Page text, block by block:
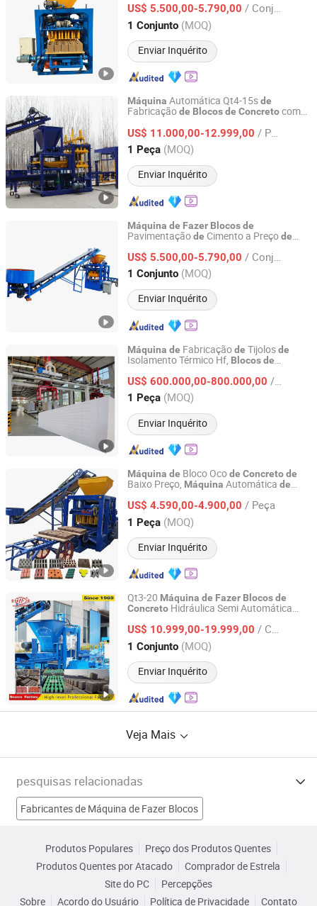
Automática
US$ 5.500,00-5.790,00 / Conjunto
1 Conjunto (MOQ)
Enviar Inquérito
Shandong, China Desde 2021
Máquina Automática Qt4-15sde
Fabricaçãode Blocosde Concretocom
Coloridos e Houdris
US$ 11.000,00-12.999,00 / Peça
1 Peça (MOQ)
Enviar Inquérito
Shandong Hongfa Scientific Industrial & Trading Co., Ltd.
Shandong, China Desde 2013
Máquina de Fazer Blocosde
Pavimentaçãode Cimento a Preçode
AutomáticadeFazer Blocos Ocultos
Concreto
US$ 5.500,00-5.790,00 / Conjunto
1 Conjunto (MOQ)
Enviar Inquérito
Linyi Xiangrong Machinery Co., Ltd.
Shandong, China Desde 2021
Máquina de Fabricaçãode Tijolosde
Isolamento Térmico Hf, Blocosde
MateriaisdeConstrução com Velocida
Rápida de Construção
US$ 600.000,00-800.000,00 / Peça
1 Peça (MOQ)
Enviar Inquérito
Guangxi Hongfa Heavy Machinery Co., Ltd.
Guangxi, China Desde 2016
Máquina de Bloco Ocode Concretode
Baixo Preço, Máquina Automática de
US$ 4.590,00-4.900,00 / Peça
1 Peça (MOQ)
Enviar Inquérito
Gongyi Yuanhang Machinery Equipment Co., Ltd.
Henan, China Desde 2025
Qt3-20 Máquina de Fazer Blocosde
Concreto Hidráulica Semi Automática
US$ 10.999,00-19.999,00 / Conjunto
1 Conjunto (MOQ)
Enviar Inquérito
Shandong Hongfa Scientific Industrial & Trading Co., Ltd.
Shandong, China Desde 2013
Veja Mais
pesquisas relacionadas
Fabricantes de Máquina de Fazer Blocos
Fabricantes de Misturador de concreto
Produtos Populares
Preço dos Produtos Quentes
Produtos Quentes por Atacado
Comprador de Estrela
Site do PC
Percepções
Sobre
Acordo do Usuário Política de Privacidade Contato